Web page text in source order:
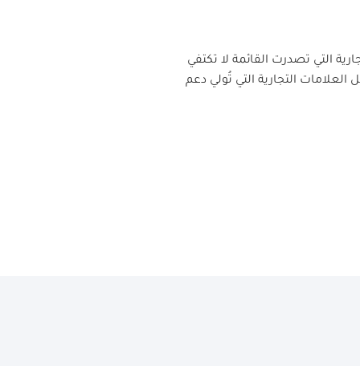
وبالنظر إلى بيانات عام 2026، نجد أن العلامات التجارية التي تصدرت القائمة لا تكتفي
التجارية التي تُولي دعم